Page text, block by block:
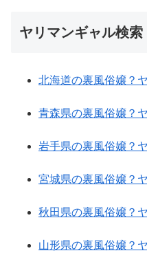
ヤリマンギャル検索
北海道の裏風俗嬢？
青森県の裏風俗嬢？
岩手県の裏風俗嬢？
宮城県の裏風俗嬢？
秋田県の裏風俗嬢？
山形県の裏風俗嬢？